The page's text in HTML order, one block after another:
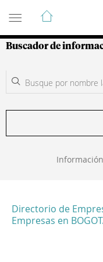
Guía de
Buscador de
Directorio de
Empresas en